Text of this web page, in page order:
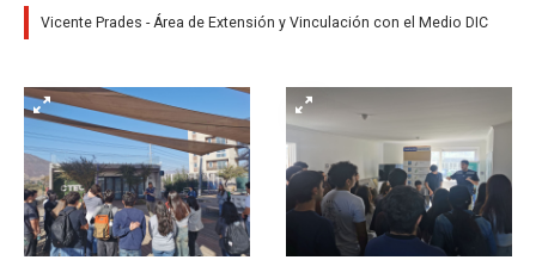
Vicente Prades - Área de Extensión y Vinculación con el Medio DIC